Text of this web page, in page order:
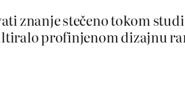
znanje stečeno tokom
profinjenom dizajnu